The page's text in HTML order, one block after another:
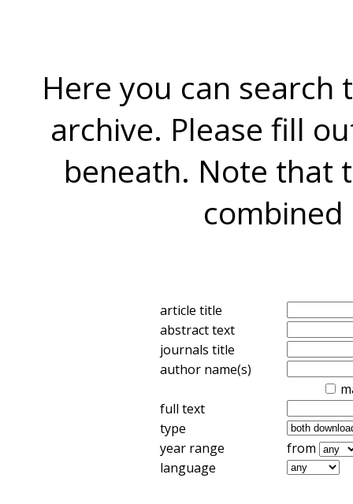
Here you can search
archive. Please fill
beneath. Note that
combined
article title
abstract text
journals title
author name(s)
full text
type
year range
from
language